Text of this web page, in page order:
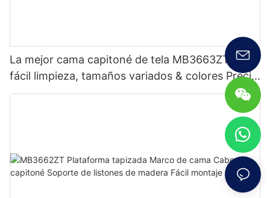
La mejor cama capitoné de tela MB3663ZT de
fácil limpieza, tamaños variados & colores Precio
de fábrica - Muebles JLH